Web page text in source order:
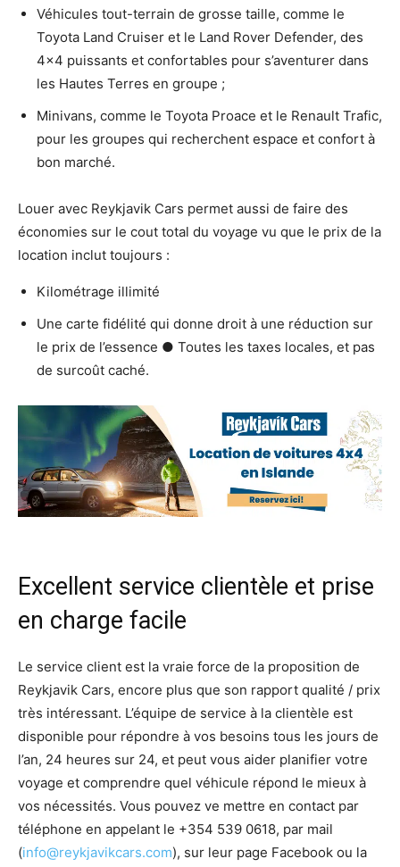
Véhicules tout-terrain de grosse taille, comme le
Toyota Land Cruiser et le Land Rover Defender, des
4×4 puissants et confortables pour s’aventurer dans
les Hautes Terres en groupe ;
Minivans, comme le Toyota Proace et le Renault Trafic,
pour les groupes qui recherchent espace et confort à
bon marché.
Louer avec Reykjavik Cars permet aussi de faire des
économies sur le cout total du voyage vu que le prix de la
location inclut toujours :
Kilométrage illimité
Une carte fidélité qui donne droit à une réduction sur
le prix de l’essence ● Toutes les taxes locales, et pas
de surcoût caché.
Excellent service clientèle et prise
en charge facile
Le service client est la vraie force de la proposition de
Reykjavik Cars, encore plus que son rapport qualité / prix
très intéressant. L’équipe de service à la clientèle est
disponible pour répondre à vos besoins tous les jours de
l’an, 24 heures sur 24, et peut vous aider planifier votre
voyage et comprendre quel véhicule répond le mieux à
vos nécessités. Vous pouvez ve mettre en contact par
téléphone en appelant le +354 539 0618, par mail
(info@reykjavikcars.com), sur leur page Facebook ou la